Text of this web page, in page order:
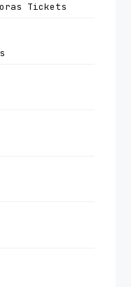
Tickets